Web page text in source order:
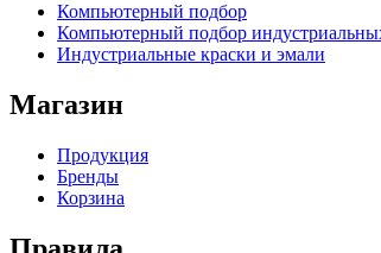
Компьютерный подбор
Компьютерный подбор
Индустриальные краски и эмали
Магазин
Продукция
Бренды
Корзина